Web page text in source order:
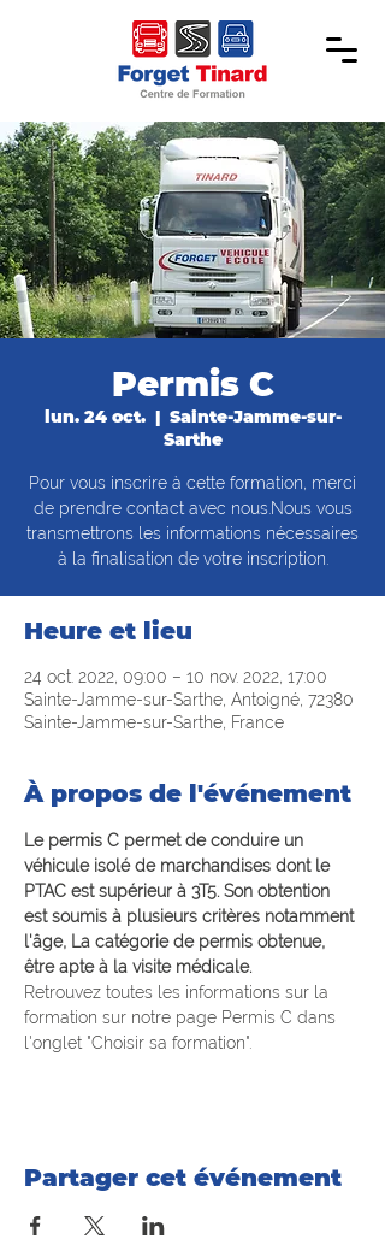
Permis C
lun. 24 oct.
  |
Sainte-Jamme-sur-
Sarthe
Pour vous inscrire à cette formation, merci
de prendre contact avec nous.Nous vous
transmettrons les informations nécessaires
à la finalisation de votre inscription.
Heure et lieu
24 oct. 2022, 09:00 – 10 nov. 2022, 17:00
Sainte-Jamme-sur-Sarthe, Antoigné, 72380
Sainte-Jamme-sur-Sarthe, France
À propos de l'événement
Le permis C permet de conduire un
véhicule isolé de marchandises dont le
PTAC est supérieur à 3T5. Son obtention
est soumis à plusieurs critères notamment
l'âge, La catégorie de permis obtenue,
être apte à la visite médicale.
Retrouvez toutes les informations sur la
formation sur notre page Permis C dans
l'onglet "Choisir sa formation".
Partager cet événement